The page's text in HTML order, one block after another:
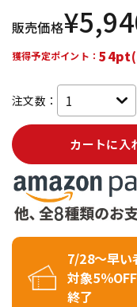
販売価格¥
獲得予定ポイント：
注文数：
カートに入
7/28～早い
対象5％
終了